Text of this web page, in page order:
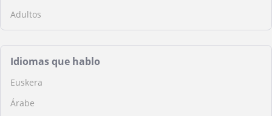
Adultos
Idiomas que hablo
Euskera
Árabe